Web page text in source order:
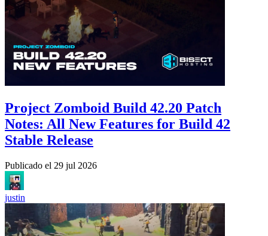
Project Zomboid Build 42.20 Patch
Notes: All New Features for Build 42
Stable Release
Publicado el 29 jul 2026
justin